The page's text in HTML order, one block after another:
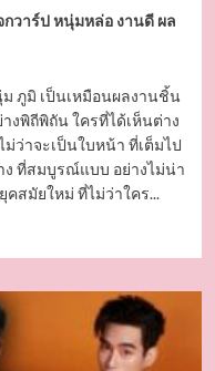
าร์ป หนุ่มหล่อ งานดี ผล
ม ภูมิ เป็นเหมือนผลงานชิ้น
งพิถีพิถัน ใครที่ได้เห็นต่าง
ว่าจะเป็นใบหน้า ที่เต็มไป
ที่สมบูรณ์แบบ อย่างไม่น่า
สมัยใหม่ ที่ไม่ว่าใคร...